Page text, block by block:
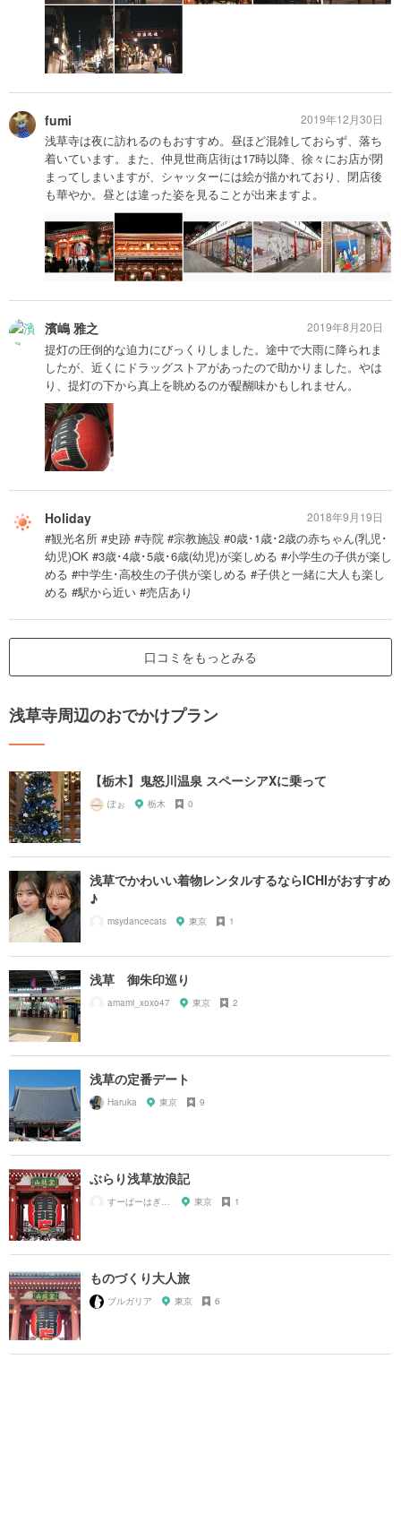
fumi
浅草寺は夜に訪れるのもおすすめ。昼ほど混雑しておらず、落ち
着いています。また、仲見世商店街は17時以降、徐々にお店が閉
まってしまいますが、シャッターには絵が描かれており、閉店後
も華やか。昼とは違った姿を見ることが出来ますよ。
2019年12月30日
濱嶋 雅之
提灯の圧倒的な迫力にびっくりしました。途中で大雨に降られま
したが、近くにドラッグストアがあったので助かりました。やは
り、提灯の下から真上を眺めるのが醍醐味かもしれません。
2019年8月20日
Holiday
#観光名所 #史跡 #寺院 #宗教施設 #0歳･1歳･2歳の赤ちゃん(乳児･
幼児)OK #3歳･4歳･5歳･6歳(幼児)が楽しめる #小学生の子供が楽し
める #中学生･高校生の子供が楽しめる #子供と一緒に大人も楽し
める #駅から近い #売店あり
2018年9月19日
口コミをもっとみる
浅草寺周辺のおでかけプラン
【栃木】鬼怒川温泉 スペーシアXに乗って
ぽぉ 栃木 0
浅草でかわいい着物レンタルするならICHIがおすすめ
♪
msydancecats 東京 1
浅草 御朱印巡り
amami_xoxo47 東京 2
浅草の定番デート
Haruka 東京 9
ぶらり浅草放浪記
すーぱーはぎちゃん 東京 1
ものづくり大人旅
ブルガリア 東京 6